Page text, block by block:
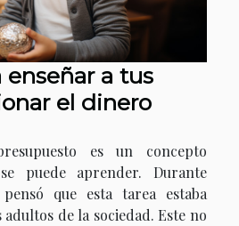
enseñar a tus
el dinero
es un concepto
puede aprender. Durante
que esta tarea estaba
de la sociedad. Este no